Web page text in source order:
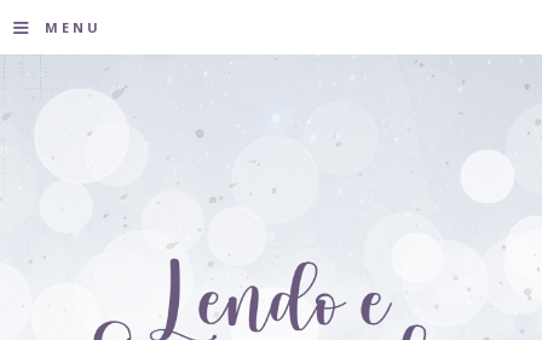
≡ MENU